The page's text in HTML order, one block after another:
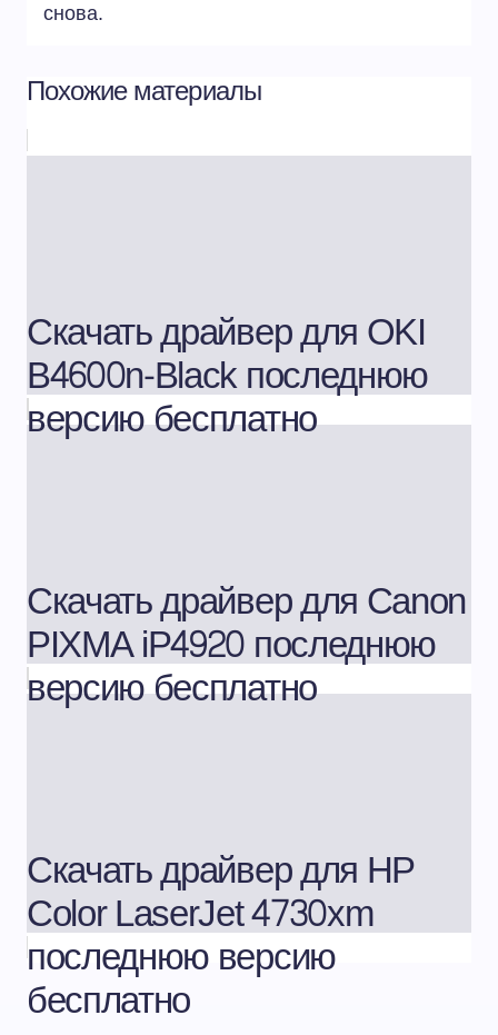
снова.
Похожие материалы
Скачать драйвер для OKI
B4600n-Black последнюю
версию бесплатно
Скачать драйвер для Canon
PIXMA iP4920 последнюю
версию бесплатно
Скачать драйвер для HP
Color LaserJet 4730xm
последнюю версию
бесплатно